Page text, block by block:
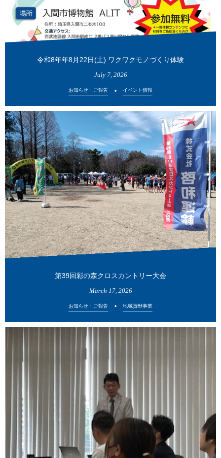
令和8年年8月22日(土) ワクワクモノづくり体験
July 7, 2026
お知らせ・ご報告 イベント情報
第39回彩の森クロスカントリー大会
March 17, 2026
お知らせ・ご報告 地域貢献事業